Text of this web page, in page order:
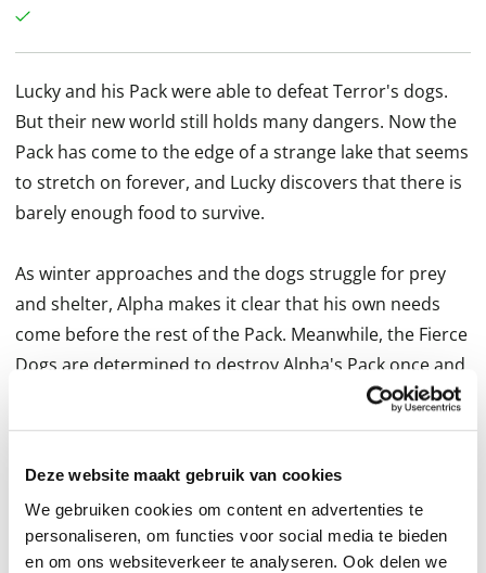
Deze website maakt gebruik van cookies
We gebruiken cookies om content en advertenties te
personaliseren, om functies voor social media te bieden
en om ons websiteverkeer te analyseren. Ook delen we
Lucky and his Pack were able to defeat Terror's dogs.
But their new world still holds many dangers. Now the
Pack has come to the edge of a strange lake that seems
to stretch on forever, and Lucky discovers that there is
barely enough food to survive.
As winter approaches and the dogs struggle for prey
and shelter, Alpha makes it clear that his own needs
come before the rest of the Pack. Meanwhile, the Fierce
Dogs are determined to destroy Alpha's Pack once and
for all. And while Lucky struggles to keep his friends
safe, he is haunted by visions of a storm of dogs--and a